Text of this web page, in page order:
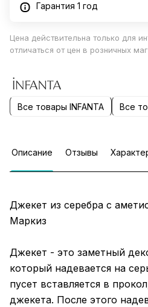
Гарантия 1 год
Цена действительна только для
отличаться от цен в розничных
Все товары INFANTA Все
Описание Отзывы
Джекет из серебра с
Маркиз
Джекет - это заметный
который надевается на
пусет вставляется в
джекета. После этого